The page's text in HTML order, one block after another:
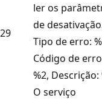
29
ler os
de
Tipo de erro:
Código de
%2, Descrição:
O serviço